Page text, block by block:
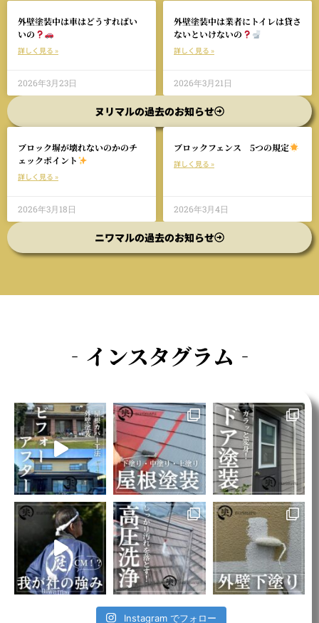
外壁塗装中は車はどうすればい
いの
詳しく見る »
2026年3月23日
外壁塗装中は業者にトイレは貸さ
ないといけないの
詳しく見る »
2026年3月21日
ヌリマルの過去のお知らせ
ブロック塀が壊れないのかのチ
ェックポイント
詳しく見る »
2026年3月18日
ブロックフェンス 5つの規定
詳しく見る »
2026年3月4日
ニワマルの過去のお知らせ
‐インスタグラム‐
Instagram でフォロー